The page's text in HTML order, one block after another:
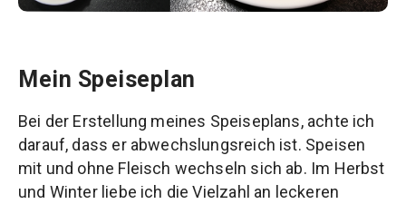
Mein Speiseplan
Bei der Erstellung meines Speiseplans, achte ich
darauf, dass er abwechslungsreich ist. Speisen
mit und ohne Fleisch wechseln sich ab. Im Herbst
und Winter liebe ich die Vielzahl an leckeren